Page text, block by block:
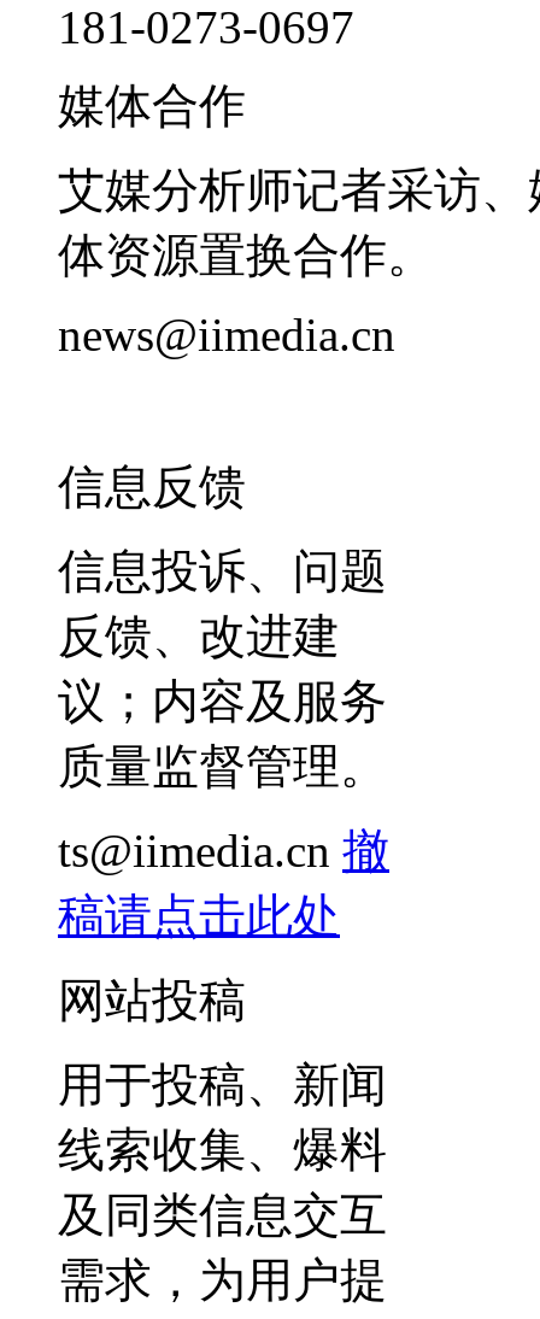
181-0273-0697
媒体合作
艾媒分析师记者采访
体资源置换合作。
news@iimedia.cn
信息反馈
信息投诉、问题
反馈、改进建
议；内容及服务
质量监督管理。
ts@iimedia.cn 撤
稿请点击此处
网站投稿
用于投稿、新闻
线索收集、爆料
及同类信息交互
需求，为用户提